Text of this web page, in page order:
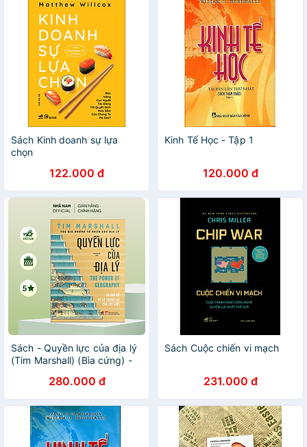
Sách Kinh doanh sự lựa
chọn
122.000 đ
Kinh Tế Học - Tập 1
120.000 đ
Sách - Quyền lực của địa lý
(Tim Marshall) (Bìa cứng) -
280.000 đ
Sách Cuộc chiến vi mạch
231.000 đ